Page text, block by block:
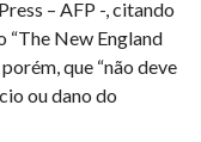
– AFP -, citando
“The New England
que “não deve
ou dano do